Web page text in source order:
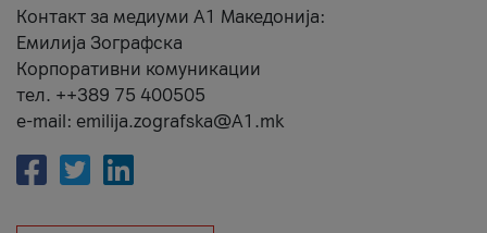
Контакт за медиуми А1 Македонија:
Емилија Зографска
Корпоративни комуникации
тел. ++389 75 400505
e-mail: emilija.zografska@A1.mk